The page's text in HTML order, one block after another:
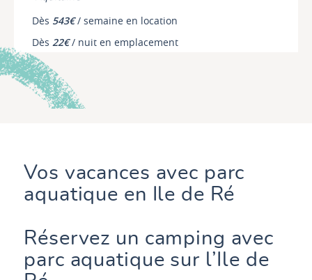
Vos vacances avec parc
aquatique en Ile de Ré
Réservez un camping avec
parc aquatique sur l’Ile de
Dès 543€/ semaine en location
Dès 22€/ nuit en emplacement